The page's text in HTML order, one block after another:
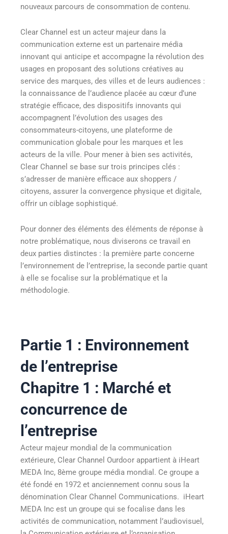
nouveaux parcours de consommation de contenu.
Clear Channel est un acteur majeur dans la
communication externe est un partenaire média
innovant qui anticipe et accompagne la révolution des
usages en proposant des solutions créatives au
service des marques, des villes et de leurs audiences :
la connaissance de l’audience placée au cœur d’une
stratégie efficace, des dispositifs innovants qui
accompagnent l’évolution des usages des
consommateurs-citoyens, une plateforme de
communication globale pour les marques et les
acteurs de la ville. Pour mener à bien ses activités,
Clear Channel se base sur trois principes clés :
s’adresser de manière efficace aux shoppers /
citoyens, assurer la convergence physique et digitale,
offrir un ciblage sophistiqué.
Pour donner des éléments des éléments de réponse à
notre problématique, nous diviserons ce travail en
deux parties distinctes : la première parte concerne
l’environnement de l’entreprise, la seconde partie quant
à elle se focalise sur la problématique et la
méthodologie.
Partie 1 : Environnement
de l’entreprise
Chapitre 1 : Marché et
concurrence de
l’entreprise
Acteur majeur mondial de la communication
extérieure, Clear Channel Ourdoor appartient à iHeart
MEDA Inc, 8ème groupe média mondial. Ce groupe a
été fondé en 1972 et anciennement connu sous la
dénomination Clear Channel Communications. iHeart
MEDA Inc est un groupe qui se focalise dans les
activités de communication, notamment l’audiovisuel,